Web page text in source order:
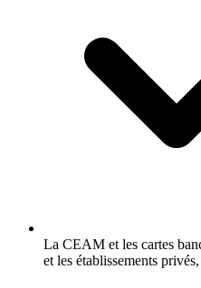
La CEAM et les cartes
et les établissements